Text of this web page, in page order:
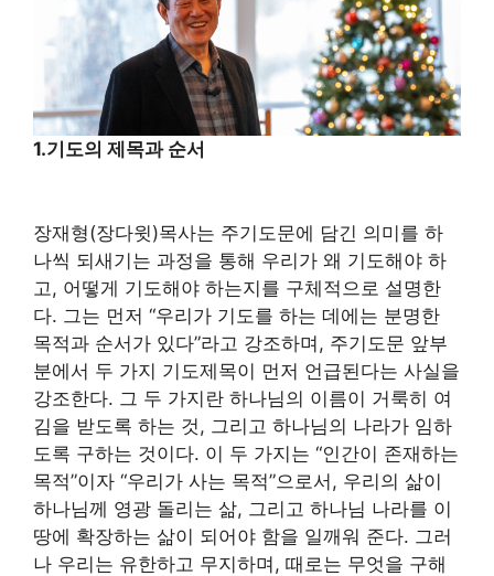
1.기도의 제목과 순서
장재형(장다윗)목사는 주기도문에 담긴 의미를 하
나씩 되새기는 과정을 통해 우리가 왜 기도해야 하
고, 어떻게 기도해야 하는지를 구체적으로 설명한
다. 그는 먼저 “우리가 기도를 하는 데에는 분명한
목적과 순서가 있다”라고 강조하며, 주기도문 앞부
분에서 두 가지 기도제목이 먼저 언급된다는 사실을
강조한다. 그 두 가지란 하나님의 이름이 거룩히 여
김을 받도록 하는 것, 그리고 하나님의 나라가 임하
도록 구하는 것이다. 이 두 가지는 “인간이 존재하는
목적”이자 “우리가 사는 목적”으로서, 우리의 삶이
하나님께 영광 돌리는 삶, 그리고 하나님 나라를 이
땅에 확장하는 삶이 되어야 함을 일깨워 준다. 그러
나 우리는 유한하고 무지하며, 때로는 무엇을 구해